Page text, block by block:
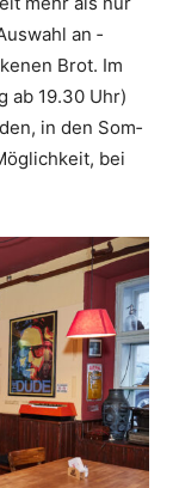
an
Brot. Im
ab 19.30 Uhr)
in den Som­
bei